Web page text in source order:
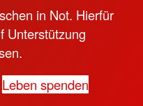
in Not. Hierfür
Unterstützung
Leben spenden